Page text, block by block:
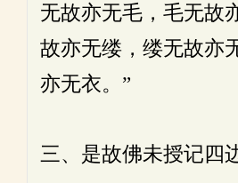
无故亦无毛，毛无故
故亦无缕，缕无故亦
亦无衣。”
三、是故佛未授记四